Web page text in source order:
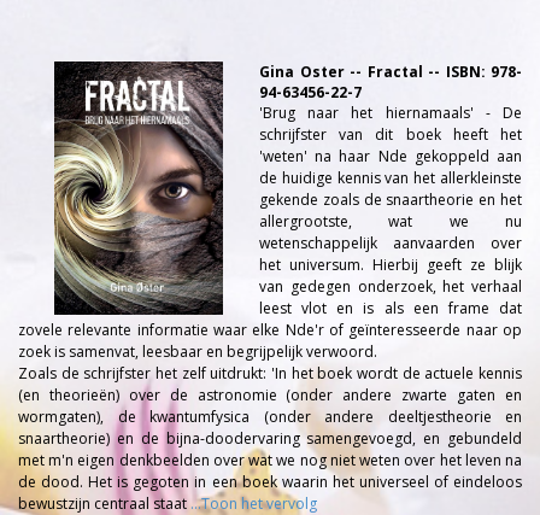
Gina Oster -- Fractal -- ISBN: 978-
94-63456-22-7
'Brug naar het hiernamaals' - De
schrijfster van dit boek heeft het
'weten' na haar Nde gekoppeld aan
de huidige kennis van het allerkleinste
gekende zoals de snaartheorie en het
allergrootste, wat we nu
wetenschappelijk aanvaarden over
het universum. Hierbij geeft ze blijk
van gedegen onderzoek, het verhaal
leest vlot en is als een frame dat
zovele relevante informatie waar elke Nde'r of geïnteresseerde naar op
zoek is samenvat, leesbaar en begrijpelijk verwoord.
Zoals de schrijfster het zelf uitdrukt: 'In het boek wordt de actuele kennis
(en theorieën) over de astronomie (onder andere zwarte gaten en
wormgaten), de kwantumfysica (onder andere deeltjestheorie en
snaartheorie) en de bijna-doodervaring samengevoegd, en gebundeld
met m'n eigen denkbeelden over wat we nog niet weten over het leven na
de dood. Het is gegoten in een boek waarin het universeel of eindeloos
bewustzijn centraal staat...Toon het vervolg